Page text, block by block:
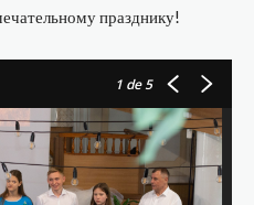
празднику!
1 de 5